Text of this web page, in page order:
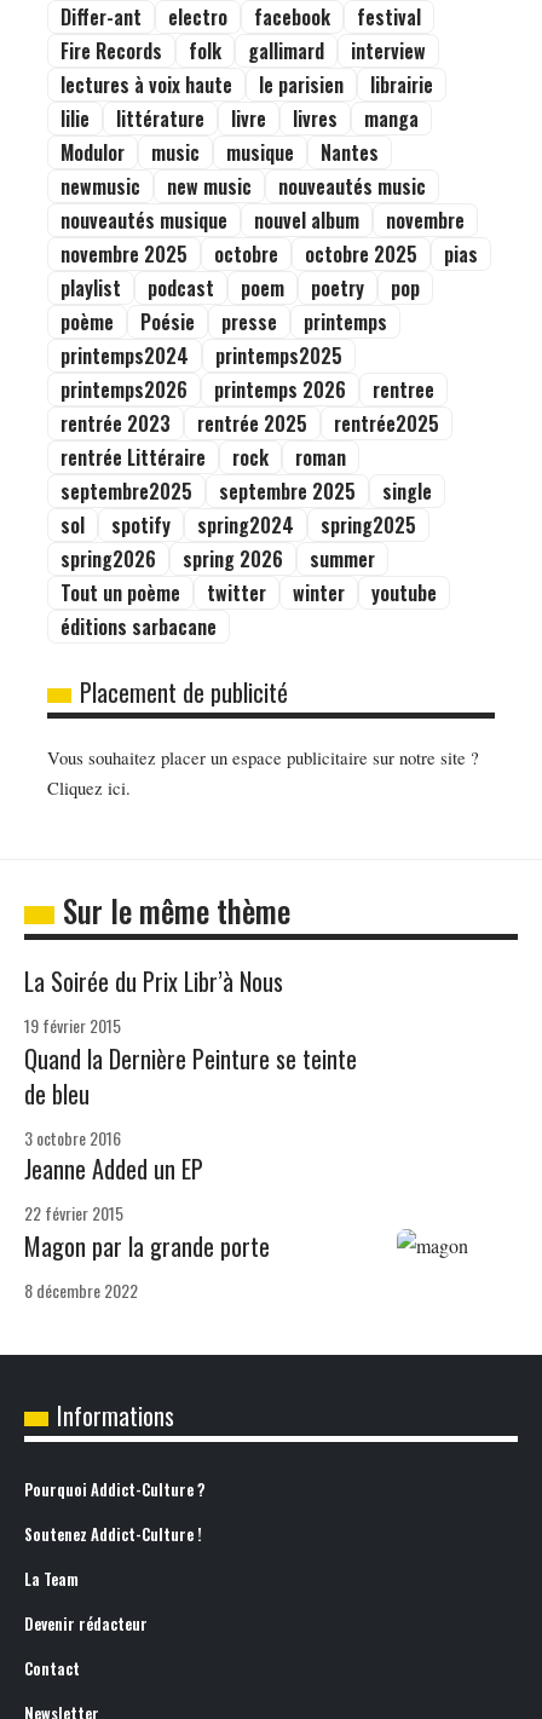
Differ-ant
electro facebook
festival
Fire Records
folk gallimard
interview
lectures à voix haute
le parisien
librairie
lilie
littérature livre livres
manga
Modulor
music musique
Nantes
newmusic
new music
nouveautés music
nouveautés musique
nouvel album
novembre
novembre 2025
octobre octobre 2025
pias
playlist
podcast poem poetry
pop
poème
Poésie presse
printemps
printemps2024
printemps2025
printemps2026
printemps 2026
rentree
rentrée 2023
rentrée 2025
rentrée2025
rentrée Littéraire
rock
roman
septembre2025
septembre 2025
single
sol
spotify spring2024
spring2025
spring2026
spring 2026
summer
Tout un poème
twitter winter
youtube
éditions sarbacane
Placement de publicité
Vous souhaitez placer un espace publicitaire sur notre site ?
Cliquez ici.
Sur le même thème
La Soirée du Prix Libr’à Nous
19 février 2015
Quand la Dernière Peinture se teinte
de bleu
3 octobre 2016
Jeanne Added un EP
22 février 2015
Magon par la grande porte
8 décembre 2022
Informations
Pourquoi Addict-Culture ?
Soutenez Addict-Culture !
La Team
Devenir rédacteur
Contact
Newsletter